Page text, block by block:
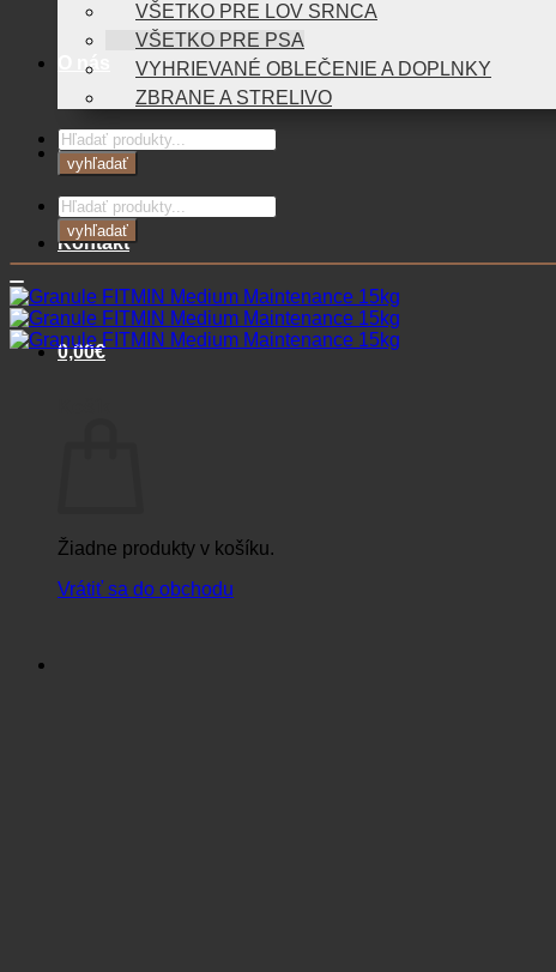
O nás
Blog
Kontakt
0,00€
Žiadne produkty v košíku.
Vrátiť sa do obchodu
VŠETKO PRE LOV SRNCA
VŠETKO PRE PSA
VYHRIEVANÉ OBLEČENIE A DOPLNKY
ZBRANE A STRELIVO
Products
search
vyhľadať
Products
search
vyhľadať